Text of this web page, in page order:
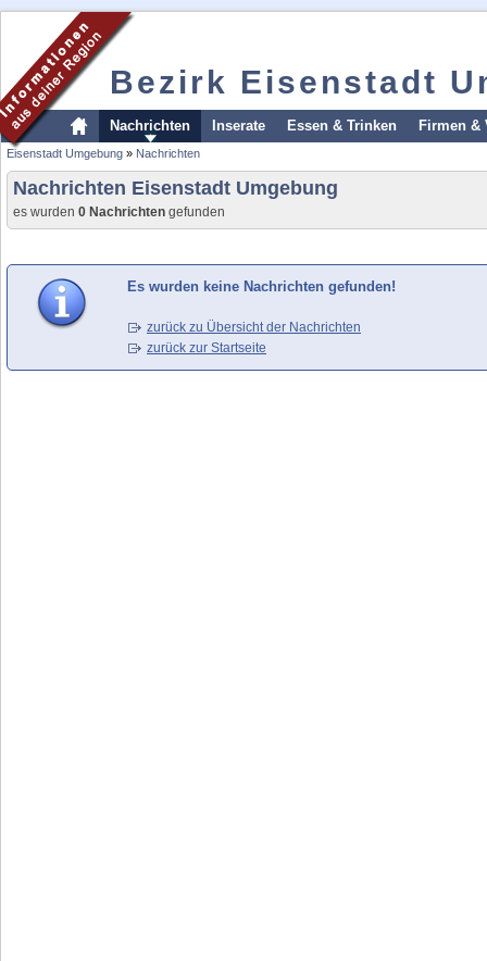
Bezirk Eisenstadt
Nachrichten Inserate Essen & Trinken Firmen &
Eisenstadt Umgebung » Nachrichten
Nachrichten Eisenstadt Umgebung
es wurden 0 Nachrichten gefunden
Es wurden keine Nachrichten gefunden!
zurück zu Übersicht der Nachrichten
zurück zur Startseite